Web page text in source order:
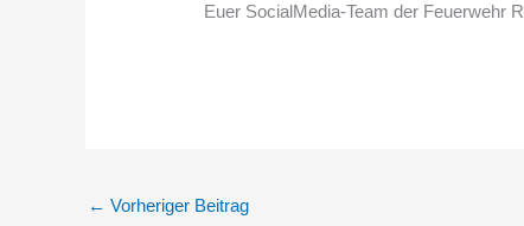
Euer SocialMedia-Team der Feuerwehr
← Vorheriger Beitrag